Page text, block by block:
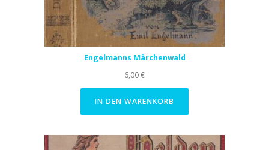
Engelmanns Märchenwald
6,00€
IN DEN WARENKORB